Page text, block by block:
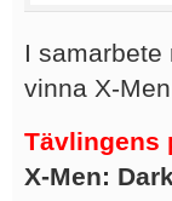
I samarbete
vinna X-
Tävlingens
X-Men: